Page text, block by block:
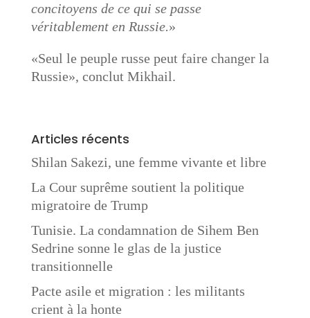
concitoyens de ce qui se passe
véritablement en Russie.»
«Seul le peuple russe peut faire changer la
Russie», conclut Mikhail.
Articles récents
Shilan Sakezi, une femme vivante et libre
La Cour suprême soutient la politique
migratoire de Trump
Tunisie. La condamnation de Sihem Ben
Sedrine sonne le glas de la justice
transitionnelle
Pacte asile et migration : les militants
crient à la honte